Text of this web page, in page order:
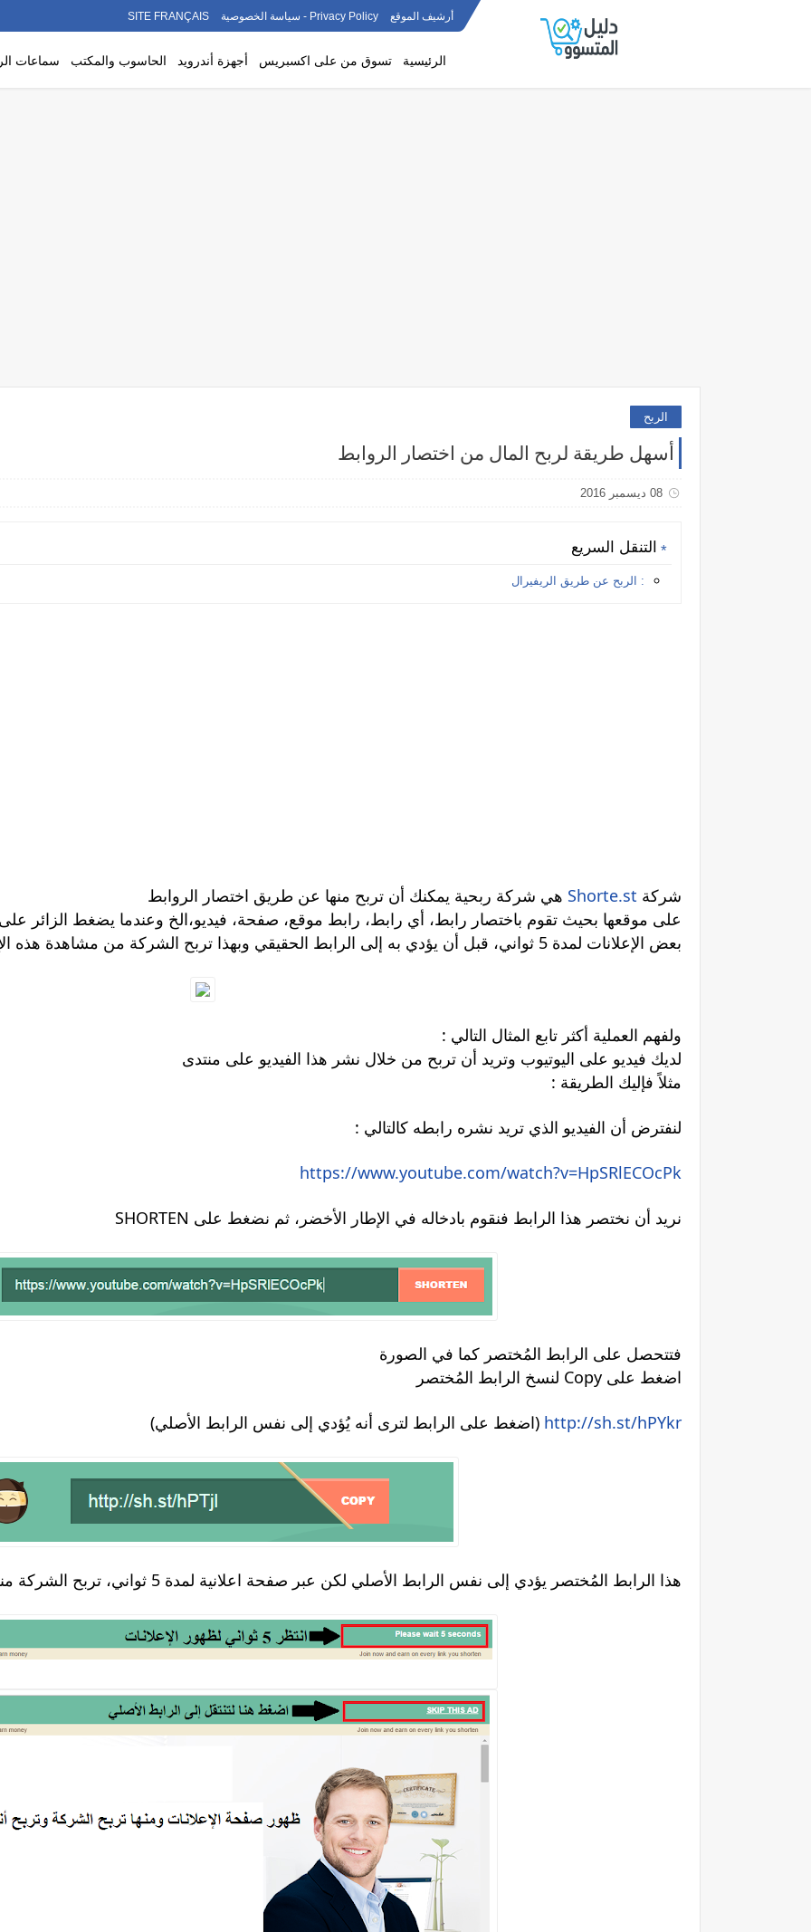
أرشيف الموقع Privacy Policy - سياسة الخصوصية SITE FRANÇAIS
الرئيسية تسوق من على اكسبريس أجهزة أندرويد الحاسوب والمكتب سماعات
الربح
أسهل طريقة لربح المال من اختصار الروابط
08 ديسمبر 2016
التنقل السريع
: الربح عن طريق الريفيرال
Shorte.st شركة
على موقعها بحيث تقوم باختصار رابط، أي رابط، رابط موقع، صفحة، فيديو،الخ وعندما يضغط الزائر
بعض الإعلانات لمدة 5 ثواني، قبل أن يؤدي به إلى الرابط الحقيقي وبهذا تربح الشركة من مشاهدة هذه الإعلانات وتربح أنت أيضاً معها
: ولفهم العملية أكثر تابع المثال التالي
لديك فيديو على اليوتيوب وتريد أن تربح من خلال نشر هذا الفيديو على منتدى
: مثلاً فإليك الطريقة
: لنفترض أن الفيديو الذي تريد نشره رابطه كالتالي
https://www.youtube.com/watch?v=HpSRlECOcPk
SHORTEN نريد أن نختصر هذا الرابط فنقوم بادخاله في الإطار الأخضر، ثم نضغط على
فتتحصل على الرابط المُختصر كما في الصورة
لنسخ الرابط المُختصر Copy اضغط على
(اضغط على الرابط لترى أنه يُؤدي إلى نفس الرابط الأصلي) http://sh.st/hPYkr
هذا الرابط المُختصر يؤدي إلى نفس الرابط الأصلي لكن عبر صفحة اعلانية لمدة 5 ثواني، تربح الشركة منها وتربح أنت أيضاً معها